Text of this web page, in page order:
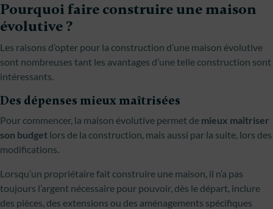
Pourquoi faire construire une maison
évolutive ?
Les raisons d’opter pour la construction d’une maison évolutive
sont nombreuses tant les avantages d’une telle construction sont
intéressants.
Des dépenses mieux maîtrisées
Pour commencer, la maison évolutive permet de mieux maîtriser
son budget lors de la construction, mais aussi par la suite, lors des
modifications.
Lorsqu’un propriétaire fait construire une maison, il n’a pas
toujours l’argent nécessaire pour pouvoir, dès le départ, inclure
des pièces, des extensions ou des aménagements spécifiques